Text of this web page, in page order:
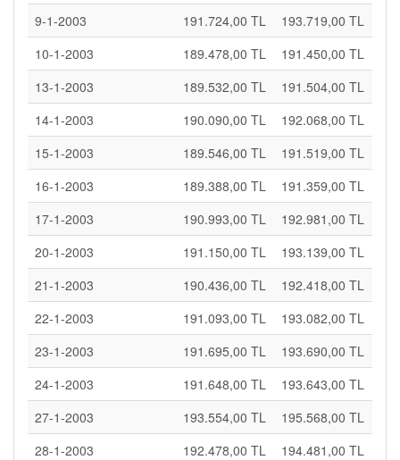
9-1-2003
191.724,00 TL
193.719,00 TL
10-1-2003
189.478,00 TL
191.450,00 TL
13-1-2003
189.532,00 TL
191.504,00 TL
14-1-2003
190.090,00 TL
192.068,00 TL
15-1-2003
189.546,00 TL
191.519,00 TL
16-1-2003
189.388,00 TL
191.359,00 TL
17-1-2003
190.993,00 TL
192.981,00 TL
20-1-2003
191.150,00 TL
193.139,00 TL
21-1-2003
190.436,00 TL
192.418,00 TL
22-1-2003
191.093,00 TL
193.082,00 TL
23-1-2003
191.695,00 TL
193.690,00 TL
24-1-2003
191.648,00 TL
193.643,00 TL
27-1-2003
193.554,00 TL
195.568,00 TL
28-1-2003
192.478,00 TL
194.481,00 TL